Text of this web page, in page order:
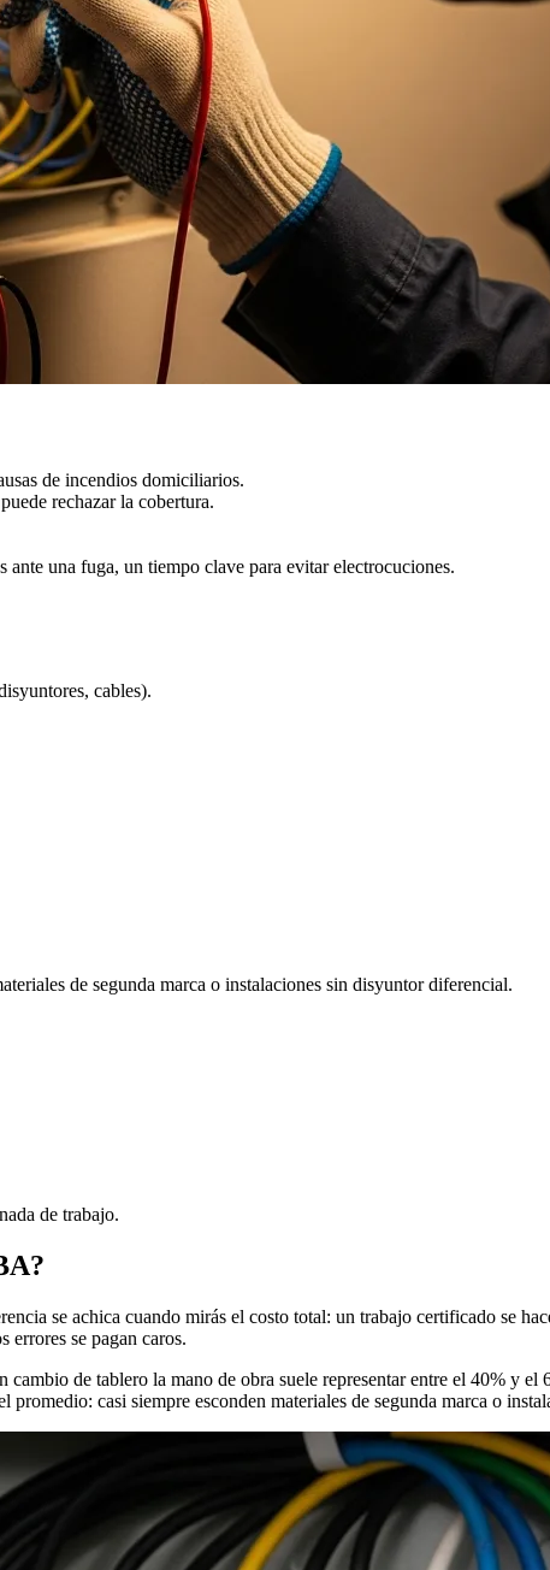
de incendios domiciliarios.
rechazar la cobertura.
una fuga, un tiempo clave para evitar electrocuciones.
cables).
de segunda marca o instalaciones sin disyuntor diferencial.
de trabajo.
se achica cuando mirás el costo total: un trabajo certificado se
errores se pagan caros.
de tablero la mano de obra suele representar entre el 40% y el
casi siempre esconden materiales de segunda marca o